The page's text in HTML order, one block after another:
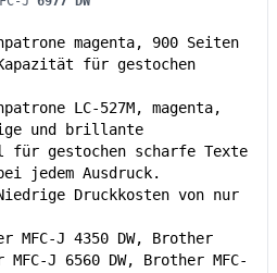
magenta, 900 Seiten
für gestochen
LC-527M, magenta,
und brillante
für gestochen scharfe Texte
jedem Ausdruck.
Druckkosten von nur
MFC-J 4350 DW, Brother
MFC-J 6560 DW, Brother MFC-